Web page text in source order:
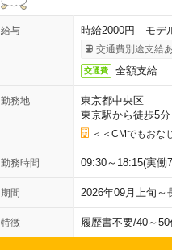
給与 時給2000円 モデ
交通費別途支給
交通費 全額支給
勤務地
東京都中央区
東京駅から徒歩5分
＜＜CMでもおな
勤務時間 09:30～18:15(実
期間 2026年09月上旬
特徴 履歴書不要/40～50